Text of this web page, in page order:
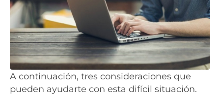
A continuación, tres consideraciones que
pueden ayudarte con esta difícil situación.